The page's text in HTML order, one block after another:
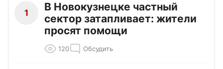
1
В Новокузнецке частный
сектор затапливает: жители
просят помощи
120 Обсудить